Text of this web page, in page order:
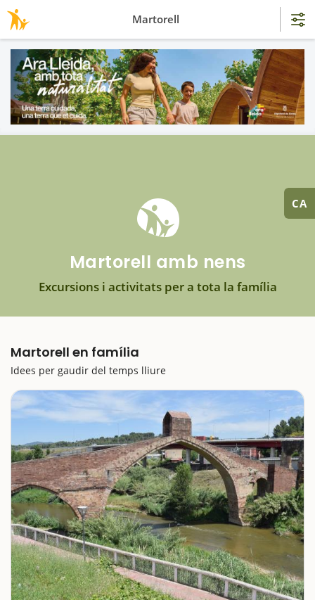
CA
Martorell amb nens
Excursions i activitats per a tota la família
Martorell en família
Idees per gaudir del temps lliure
Martorell